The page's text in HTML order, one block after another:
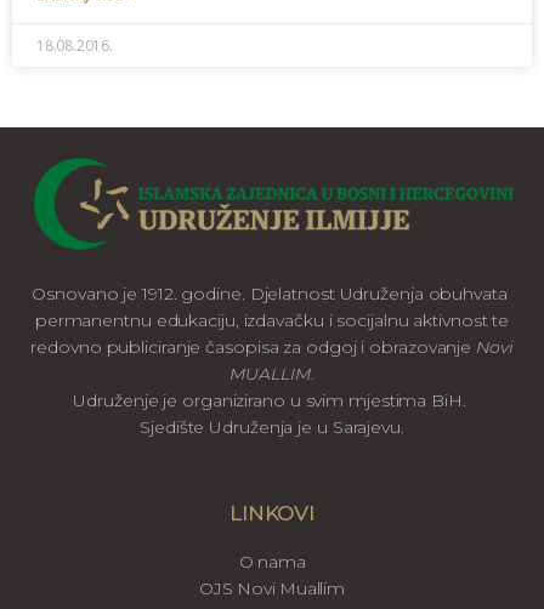
18.08.2016.
Osnovano je 1912. godine. Djelatnost Udruženja obuhvata
permanentnu edukaciju, izdavačku i socijalnu aktivnost te
redovno publiciranje časopisa za odgoj i obrazovanje Novi
MUALLIM.
Udruženje je organizirano u svim mjestima BiH.
Sjedište Udruženja je u Sarajevu.
LINKOVI
O nama
OJS Novi Muallim